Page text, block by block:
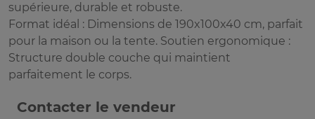
supérieure, durable et robuste.
Format idéal : Dimensions de 190x100x40 cm, parfait
pour la maison ou la tente. Soutien ergonomique :
Structure double couche qui maintient
parfaitement le corps.
Contacter le vendeur